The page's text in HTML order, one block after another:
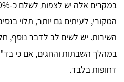
המקורי, לעיתים גם יותר, תלוי
השירות. יש לשים לב לדבר נוסף,
במהלך השבתות והחגים, אם כי
דחופות בלבד.